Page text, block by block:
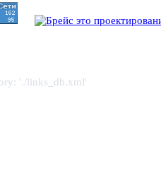
'./links_db.xml'